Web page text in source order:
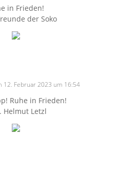
in Frieden!
der Soko
12. Februar 2023 um 16:54
Ruhe in Frieden!
Helmut Letzl